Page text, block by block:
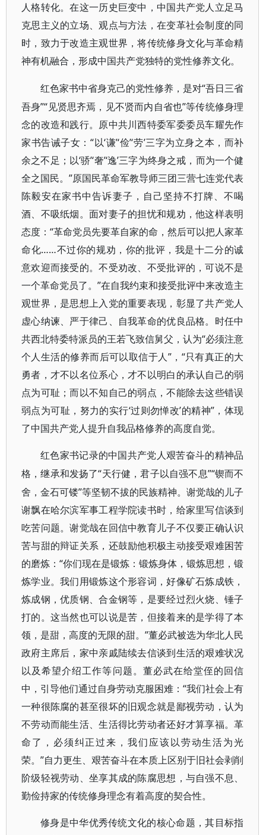
人格转化。在这一历史巨变中，中国共产党人立足马
克思主义的立场、观点与方法，在变革社会制度的同
时，致力于改造主观世界，将传统修身文化与革命精
神有机融合，形成中国共产党独特的党性修养文化。
红色家书中省身克己的党性修养，是对“吾日三省
吾身”“见贤思齐焉，见不贤而内自省也”等传统修身理
念的改造和践行。原中共川西特委军委委员车耀先作
家书告诫子女：“以‘谦’‘俭’‘劳’三字为立身之本，而补
余之不足；以‘骄’‘奢’‘逸’三字为终身之戒，而为一个健
全之国民。”原国民革命军教导师三团三营七连党代表
陈毅安在家书中告诉妻子，自己坚持不打牌、不喝
酒、不吸纸烟。面对妻子的担忧和规劝，他这样表明
态度：“革命党员先要革自家的命，然后可以把人家革
命化……不过你的规劝，你的批评，我是十二分的诚
意欢迎而接受的。不受劝改、不受批评的，可说不是
一个革命党员了。”在自我约束和接受批评中来改造主
观世界，是思想上入党的重要表现，彰显了共产党人
虚心纳谏、严于律己、自我革命的优良品格。时任中
共西北特委特派员的王若飞致信舅父，认为“必须注意
个人生活的修养而后可以取信于人”，“只有真正的大
勇者，才不以名位系心，才不以明白的承认自己的弱
点为可耻；而以不知自己的弱点，不能除去这些错误
弱点为可耻，努力的实行‘过则勿惮改’的精神”，体现
了中国共产党人提升自我品格修养的高度自觉。
红色家书记录的中国共产党人艰苦奋斗的精神品
格，继承和发扬了“天行健，君子以自强不息”“锲而不
舍，金石可镂”等坚韧不拔的民族精神。谢觉哉的儿子
谢飘在哈尔滨军事工程学院读书时，给家里写信谈到
吃苦问题。谢觉哉在回信中教育儿子不仅要正确认识
苦与甜的辩证关系，还鼓励他积极主动接受艰难困苦
的磨炼：“你们现在是锻炼：锻炼身体，锻炼思想，锻
炼学业。我们用锻炼这个形容词，好像矿石炼成铁，
炼成钢，优质钢、合金钢等，是要经过烈火烧、锤子
打的。这当然也可以说是苦，但接着来的是学得了本
领，是甜，高度的无限的甜。”董必武被选为华北人民
政府主席后，家中亲戚陆续去信谈到生活的艰难状况
以及希望介绍工作等问题。董必武在给堂侄的回信
中，引导他们通过自身劳动克服困难：“我们社会上有
一种很陈腐的甚至很坏的旧观念就是鄙视劳动，认为
不劳动而能生活、生活得比劳动者还好才算享福。革
命了，必须纠正过来，我们应该以劳动生活为光
荣。”自力更生、艰苦奋斗在本质上区别于旧社会剥削
阶级轻视劳动、坐享其成的陈腐思想，与自强不息、
勤俭持家的传统修身理念有着高度的契合性。
修身是中华优秀传统文化的核心命题，其目标指